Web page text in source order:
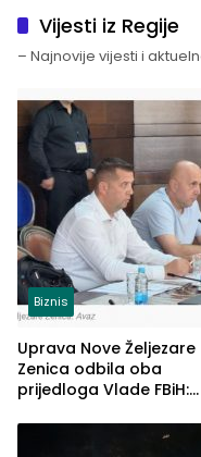
Vijesti iz Regije
– Najnovije vijesti i
Biznis
Uprava Nove Željezare
Zenica odbila oba
prijedloga Vlade FBiH:
rješenje